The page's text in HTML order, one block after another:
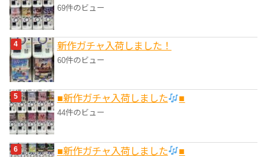
69件のビュー
新作ガチャ入荷しました！
60件のビュー
■新作ガチャ入荷しました ■
44件のビュー
■新作ガチャ入荷しました ■